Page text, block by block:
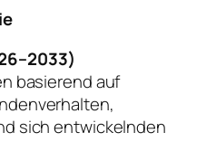
basierend auf
sich entwickelnden